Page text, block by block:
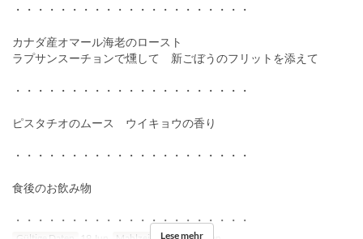
・・・・・・・・・・・・・・・・・・・・・
カナダ産オマール海老のロースト
ラプサンスーチョンで燻して 新ごぼうのフリットを添えて
・・・・・・・・・・・・・・・・・・・・・
ピスタチオのムース ウイキョウの香り
・・・・・・・・・・・・・・・・・・・・・
食後のお飲み物
・・・・・・・・・・・・・・・・・・・・・
Lese mehr